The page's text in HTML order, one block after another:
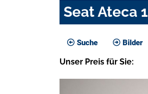
Seat Ateca
Suche Bilder
Unser Preis für Sie: